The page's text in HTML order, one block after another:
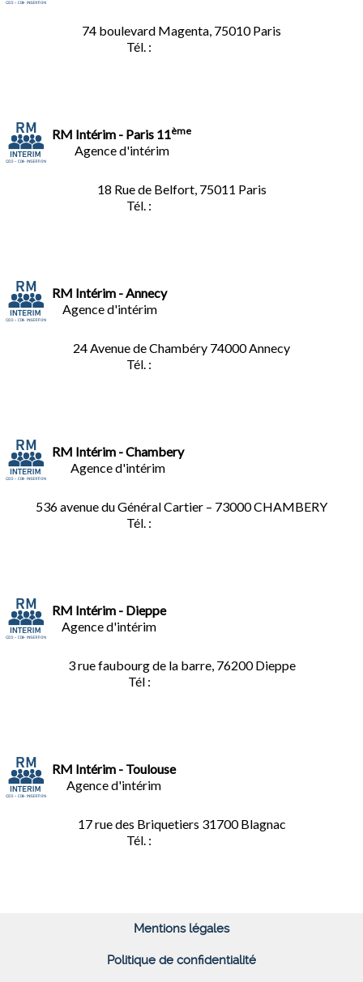
74 boulevard Magenta, 75010 Paris
Tél. :
RM Intérim - Paris 11ème
Agence d'intérim
18 Rue de Belfort, 75011 Paris
Tél. :
RM Intérim - Annecy
Agence d'intérim
24 Avenue de Chambéry 74000 Annecy
Tél. :
RM Intérim - Chambery
Agence d'intérim
536 avenue du Général Cartier – 73000 CHAMBERY
Tél. :
RM Intérim - Dieppe
Agence d'intérim
3 rue faubourg de la barre, 76200 Dieppe
Tél :
RM Intérim - Toulouse
Agence d'intérim
17 rue des Briquetiers 31700 Blagnac
Tél. :
Mentions légales
Politique de confidentialité